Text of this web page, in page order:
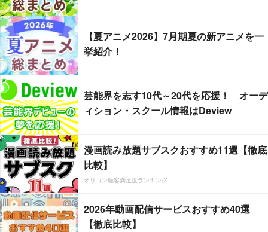
【夏アニメ2026】7月期夏の新アニメを一
挙紹介！
芸能界を志す10代～20代を応援！ オーデ
ィション・スクール情報はDeview
漫画読み放題サブスクおすすめ11選【徹底
比較】
オリコン顧客満足度ランキング
2026年動画配信サービスおすすめ40選
【徹底比較】